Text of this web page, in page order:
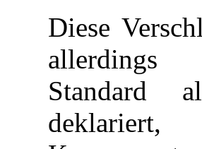
Diese
Standard